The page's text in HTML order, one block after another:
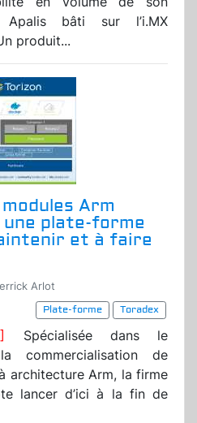
Apalis bâti sur l’i.MX
produit...
Arm
plate-forme
et à faire
Arlot
Plate-forme
Toradex
Spécialisée dans le
commercialisation de
architecture Arm, la firme
lancer d’ici à la fin de